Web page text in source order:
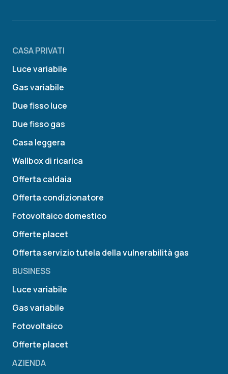
CASA PRIVATI
Luce variabile
Gas variabile
Due fisso luce
Due fisso gas
Casa leggera
Wallbox di ricarica
Offerta caldaia
Offerta condizionatore
Fotovoltaico domestico
Offerte placet
Offerta servizio tutela della vulnerabilità gas
BUSINESS
Luce variabile
Gas variabile
Fotovoltaico
Offerte placet
AZIENDA